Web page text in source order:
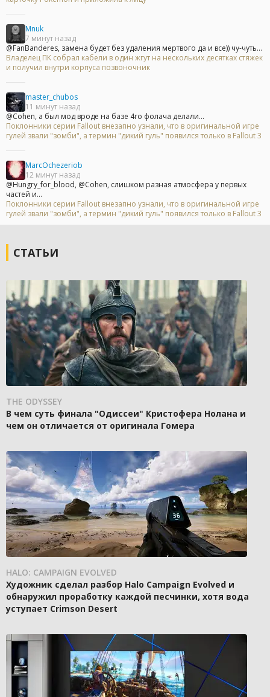
Mnuk
7 минут назад
@FanBanderes, замена будет без удаления мертвого да и все)) чу-чуть...
Владелец ПК собрал кабели в один жгут на нескольких десятках стяжек
и получил внутри корпуса позвоночник
master_chubos
11 минут назад
@Cohen, а был мод вроде на базе 4го фолача делали...
Поклонники серии Fallout внезапно узнали, что в оригинальной игре
гулей звали "зомби", а термин "дикий гуль" появился только в Fallout 3
MarcOchezeriob
12 минут назад
@Hungry_for_blood, @Cohen, слишком разная атмосфера у первых
частей и...
Поклонники серии Fallout внезапно узнали, что в оригинальной игре
гулей звали "зомби", а термин "дикий гуль" появился только в Fallout 3
СТАТЬИ
THE ODYSSEY
В чем суть финала "Одиссеи" Кристофера Нолана и
чем он отличается от оригинала Гомера
HALO: CAMPAIGN EVOLVED
Художник сделал разбор Halo Campaign Evolved и
обнаружил проработку каждой песчинки, хотя вода
уступает Crimson Desert